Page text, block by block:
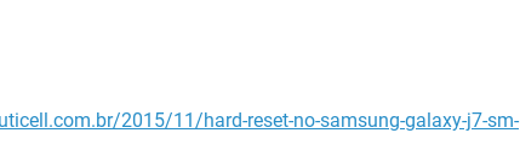
2015/11/hard-reset-no-samsung-galaxy-j7-sm-